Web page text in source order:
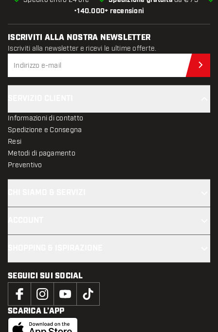
•140.000+ recensioni
ISCRIVITI ALLA NOSTRA NEWSLETTER
Iscriviti alla newsletter e ricevi le ultime offerte.
Informazioni di contatto
Spedizione e Consegna
Resi
Metodi di pagamento
Preventivo
SEGUICI SUI SOCIAL
SCARICA L’APP